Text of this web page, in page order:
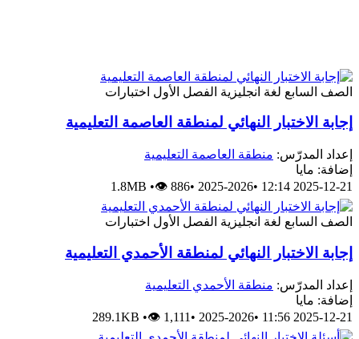
الصف السابع لغة انجليزية الفصل الأول اختبارات
إجابة الاختبار النهائي لمنطقة العاصمة التعليمية
إعداد المدرّس: منطقة العاصمة التعليمية
إضافة: مايا
2025-12-21 12:14
•
2025-2026
•
1.8MB •👁 886
الصف السابع لغة انجليزية الفصل الأول اختبارات
إجابة الاختبار النهائي لمنطقة الأحمدي التعليمية
إعداد المدرّس: منطقة الأحمدي التعليمية
إضافة: مايا
2025-12-21 11:56
•
2025-2026
•
289.1KB •👁 1,111